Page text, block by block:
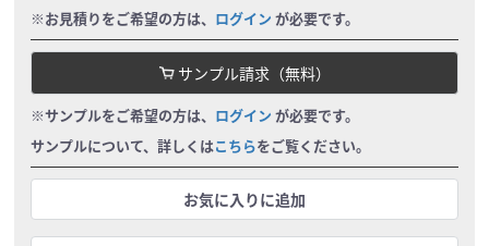
※お見積りをご希望の方は、 ログイン が必要です。
サンプル請求（無料）
※サンプルをご希望の方は、 ログイン が必要です。
サンプルについて、詳しくはこちらをご覧ください。
お気に入りに追加